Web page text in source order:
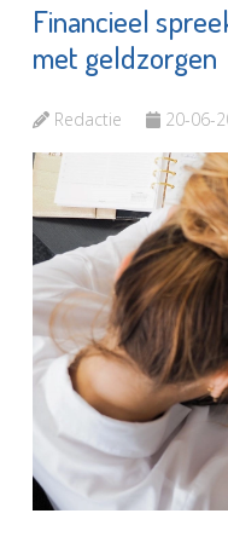
Financieel
met geldzorgen
Redactie 20-06-